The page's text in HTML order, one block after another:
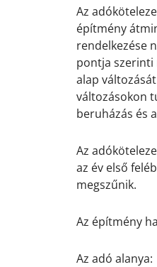
Az
építmény
rendelkezése
pontja szerinti
alap
változásokon
beruházás és
Az
az év első
megszűnik.
Az építmény
Az adó alanya: